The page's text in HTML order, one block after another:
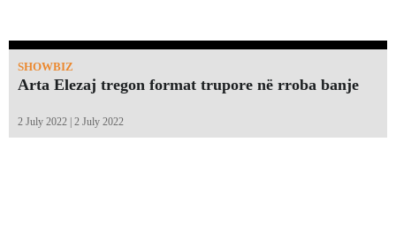
SHOWBIZ
Arta Elezaj tregon format trupore në rroba banje
2 July 2022 | 2 July 2022